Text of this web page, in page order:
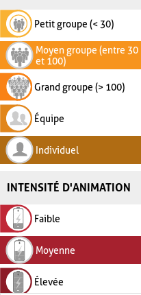
Petit groupe (< 30)
Moyen groupe (entre 30
et 100)
Grand groupe (> 100)
Équipe
Individuel
INTENSITÉ D'ANIMATION
Faible
Moyenne
Élevée